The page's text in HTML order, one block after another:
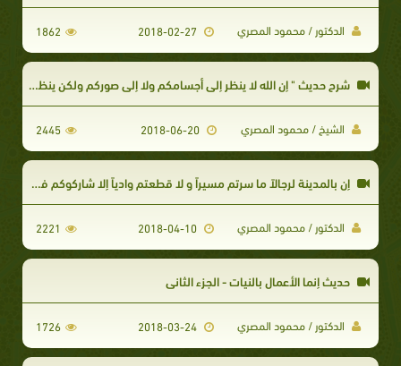
الدكتور / محمود المصري 1862
شرح حديث " إن الله لا ينظر إلى أجسامكم ولا إلى صوركم ولكن ينظر إلى قلوبك و أعمالكم "
الشيخ / محمود المصري 2445
إن بالمدينة لرجالاً ما سرتم مسيراً و لا قطعتم وادياً إلا شاركوكم في الأجر حبسهم العذر
الدكتور / محمود المصري 2221
حديث إنما الأعمال بالنيات - الجزء الثاني
الدكتور / محمود المصري 1726